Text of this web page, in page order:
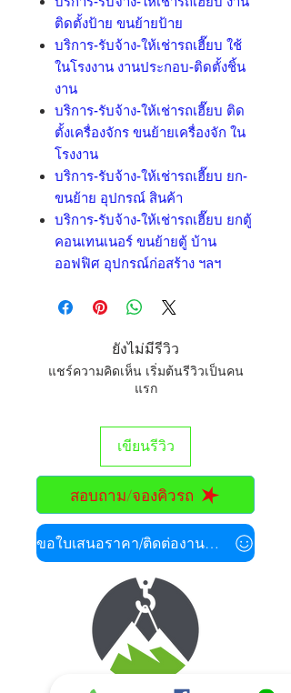
ติดตั้งป้าย ขนย้ายป้าย
บริการ-รับจ้าง-ให้เช่ารถเฮี๊ยบ ใช้
ในโรงงาน งานประกอบ-ติดตั้งชิ้น
งาน
บริการ-รับจ้าง-ให้เช่ารถเฮี๊ยบ ติด
ตั้งเครื่องจักร ขนย้ายเครื่องจัก ใน
โรงงาน
บริการ-รับจ้าง-ให้เช่ารถเฮี๊ยบ ยก-
ขนย้าย อุปกรณ์ สินค้า
บริการ-รับจ้าง-ให้เช่ารถเฮี๊ยบ ยกตู้
คอนเทนเนอร์ ขนย้ายตู้ บ้าน
ออฟฟิศ อุปกรณ์ก่อสร้าง ฯลฯ
ยังไม่มีรีวิว
แชร์ความคิดเห็น เริ่มต้นรีวิวเป็นคน
แรก
เขียนรีวิว
สอบถาม/จองคิวรถ
ขอใบเสนอราคา/ติดต่องานด่วน